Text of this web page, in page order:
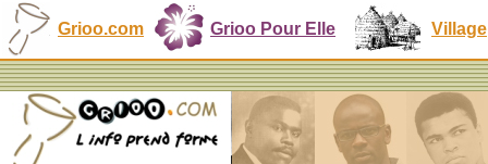
Grioo.com Grioo Pour Elle Village